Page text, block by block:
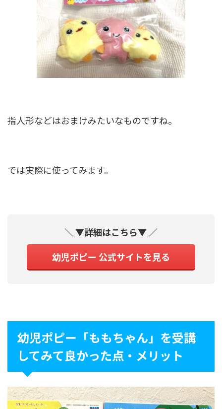
指人形などはおまけみたいなものですね。
では実際に使ってみます。
＼ ▼詳細はこちら▼ ／
幼児ポピー 公式サイトを見る
幼児ポピー「ももちゃん」を受講
してみて良かった点・メリット